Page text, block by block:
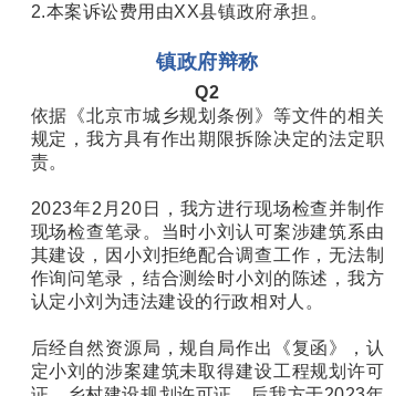
2.本案诉讼费用由XX县镇政府承担。
Q2
镇政府辩称
依据《北京市城乡规划条例》等文件的相关
规定，我方具有作出期限拆除决定的法定职
责。
2023年2月20日，我方进行现场检查并制作
现场检查笔录。当时小刘认可案涉建筑系由
其建设，因小刘拒绝配合调查工作，无法制
作询问笔录，结合测绘时小刘的陈述，我方
认定小刘为违法建设的行政相对人。
后经自然资源局，规自局作出《复函》，认
定小刘的涉案建筑未取得建设工程规划许可